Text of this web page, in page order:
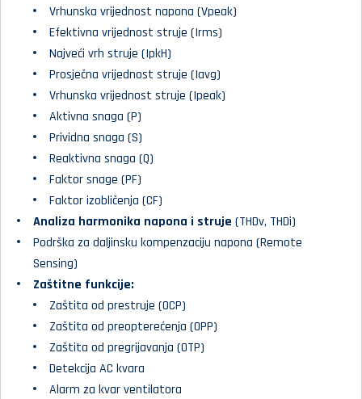
Vrhunska vrijednost napona (Vpeak)
Efektivna vrijednost struje (Irms)
Najveći vrh struje (IpkH)
Prosječna vrijednost struje (Iavg)
Vrhunska vrijednost struje (Ipeak)
Aktivna snaga (P)
Prividna snaga (S)
Reaktivna snaga (Q)
Faktor snage (PF)
Faktor izobličenja (CF)
Analiza harmonika napona i struje (THDv, THDi)
Podrška za daljinsku kompenzaciju napona (Remote
Sensing)
Zaštitne funkcije:
Zaštita od prestruje (OCP)
Zaštita od preopterećenja (OPP)
Zaštita od pregrijavanja (OTP)
Detekcija AC kvara
Alarm za kvar ventilatora